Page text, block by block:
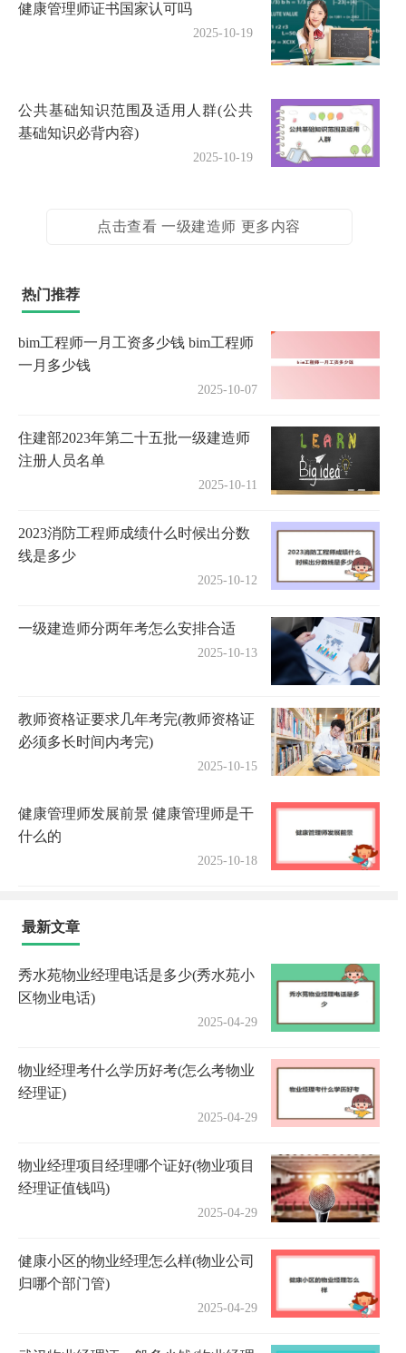
健康管理师证书国家认可吗
2025-10-19
公共基础知识范围及适用人群(公共
基础知识必背内容)
2025-10-19
点击查看 一级建造师 更多内容
热门推荐
bim工程师一月工资多少钱 bim工程师
一月多少钱
2025-10-07
住建部2023年第二十五批一级建造师
注册人员名单
2025-10-11
2023消防工程师成绩什么时候出分数
线是多少
2025-10-12
一级建造师分两年考怎么安排合适
2025-10-13
教师资格证要求几年考完(教师资格证
必须多长时间内考完)
2025-10-15
健康管理师发展前景 健康管理师是干
什么的
2025-10-18
最新文章
秀水苑物业经理电话是多少(秀水苑小
区物业电话)
2025-04-29
物业经理考什么学历好考(怎么考物业
经理证)
2025-04-29
物业经理项目经理哪个证好(物业项目
经理证值钱吗)
2025-04-29
健康小区的物业经理怎么样(物业公司
归哪个部门管)
2025-04-29